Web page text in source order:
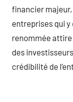
financier
entreprises qui
renommée
des
crédibilité de